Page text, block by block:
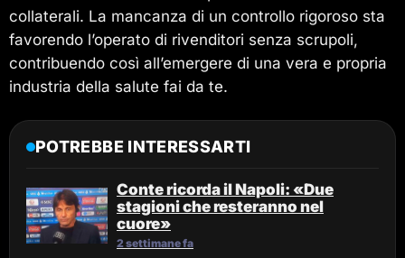
collaterali. La mancanza di un controllo rigoroso sta
favorendo l’operato di rivenditori senza scrupoli,
contribuendo così all’emergere di una vera e propria
industria della salute fai da te.
POTREBBE INTERESSARTI
Conte ricorda il Napoli: «Due
stagioni che resteranno nel
cuore»
2 settimane fa